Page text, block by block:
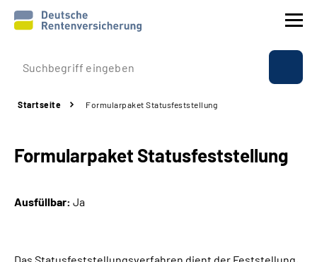
Prävention
Rente
Beratung & Kontakt
Startseite Formularpaket Statusfeststellung
Formularpaket Statusfeststellung
Ausfüllbar: Ja